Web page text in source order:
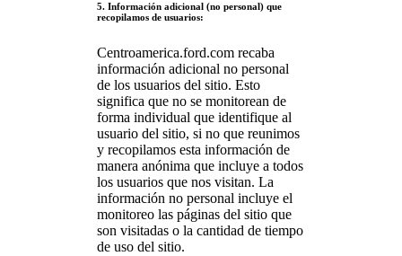
5. Información adicional (no personal) que
recopilamos de usuarios:
Centroamerica.ford.com recaba
información adicional no personal
de los usuarios del sitio. Esto
significa que no se monitorean de
forma individual que identifique al
usuario del sitio, si no que reunimos
y recopilamos esta información de
manera anónima que incluye a todos
los usuarios que nos visitan. La
información no personal incluye el
monitoreo las páginas del sitio que
son visitadas o la cantidad de tiempo
de uso del sitio.